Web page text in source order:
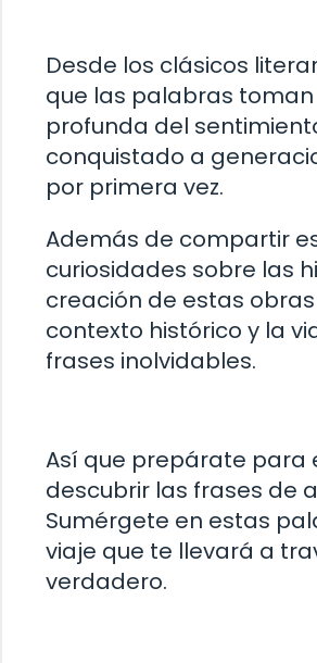
Desde los clásicos
que las palabras
profunda del
conquistado a
por primera vez.
Además de compartir
curiosidades sobre las
creación de estas
contexto histórico y la
frases inolvidables.
Así que prepárate para
descubrir las frases de
Sumérgete en estas
viaje que te llevará a
verdadero.